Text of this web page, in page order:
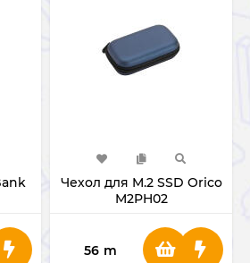
Чехол для M.2 SSD Orico
M2PH02
56 m